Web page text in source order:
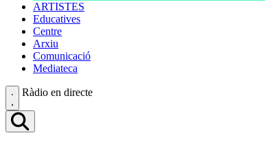
ARTISTES
Educatives
Centre
Arxiu
Comunicació
Mediateca
Ràdio en directe